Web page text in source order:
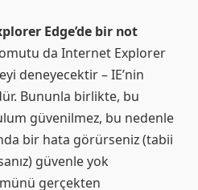
Edge’de bir not
da Internet Explorer
deneyecektir – IE’nin
Bununla birlikte, bu
güvenilmez, bu nedenle
bir hata görürseniz (tabii
güvenle yok
gerçekten